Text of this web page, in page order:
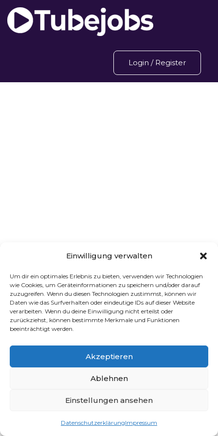
Einwilligung verwalten
Um dir ein optimales Erlebnis zu bieten, verwenden wir Technologien
wie Cookies, um Geräteinformationen zu speichern und/oder darauf
zuzugreifen. Wenn du diesen Technologien zustimmst, können wir
Daten wie das Surfverhalten oder eindeutige IDs auf dieser Website
verarbeiten. Wenn du deine Einwilligung nicht erteilst oder
zurückziehst, können bestimmte Merkmale und Funktionen
beeinträchtigt werden.
Akzeptieren
Ablehnen
Einstellungen ansehen
DatenschutzerklärungImpressum
Login / Register